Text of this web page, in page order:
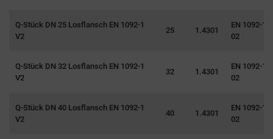
Q-Stück DN 25 Losflansch EN 1092-1
V2
25 1.4301
EN 1092-1
02
Q-Stück DN 32 Losflansch EN 1092-1
V2
32 1.4301
EN 1092-1
02
Q-Stück DN 40 Losflansch EN 1092-1
V2
40 1.4301
EN 1092-1
02